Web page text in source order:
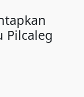
Pilcaleg